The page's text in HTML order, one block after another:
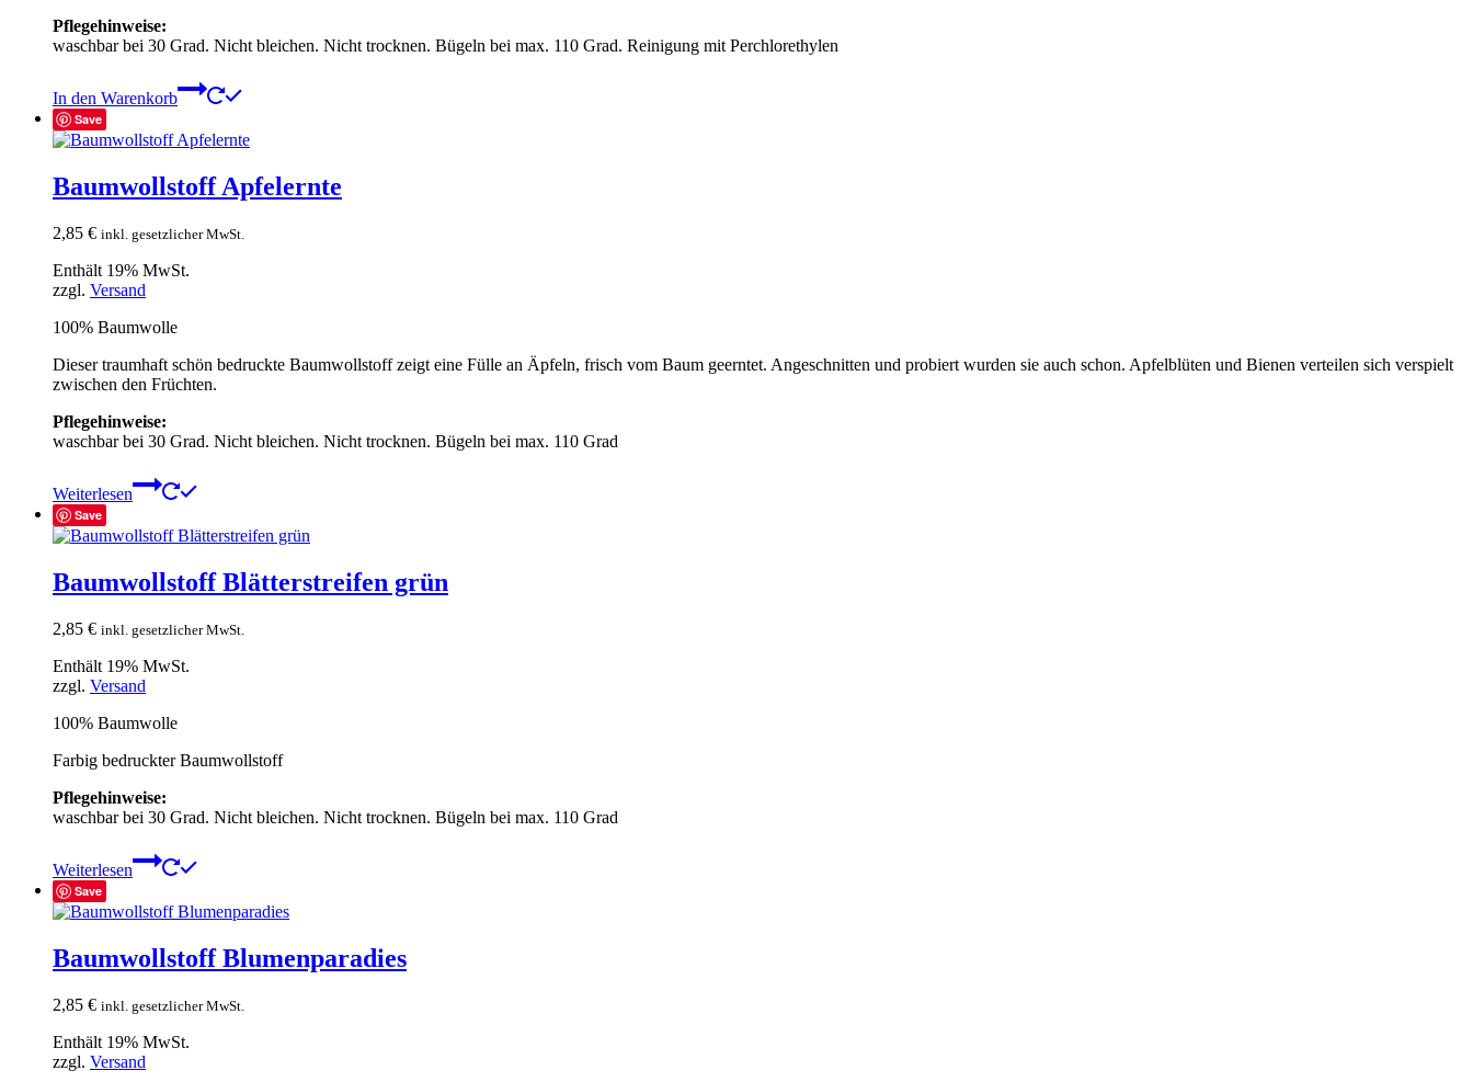
Pflegehinweise:
waschbar bei 30 Grad. Nicht bleichen. Nicht trocknen. Bügeln bei max. 110 Grad. Reinigung mit Perchlorethylen
In den Warenkorb
Save
Baumwollstoff Apfelernte
2,85 € inkl. gesetzlicher MwSt.
Enthält 19% MwSt.
zzgl. Versand
100% Baumwolle
Dieser traumhaft schön bedruckte Baumwollstoff zeigt eine Fülle an Äpfeln, frisch vom Baum geerntet. Angeschnitten und probiert wurden sie auch schon. Apfelblüten und Bienen verteilen sich verspielt
zwischen den Früchten.
Pflegehinweise:
waschbar bei 30 Grad. Nicht bleichen. Nicht trocknen. Bügeln bei max. 110 Grad
Weiterlesen
Save
Baumwollstoff Blätterstreifen grün
2,85 € inkl. gesetzlicher MwSt.
Enthält 19% MwSt.
zzgl. Versand
100% Baumwolle
Farbig bedruckter Baumwollstoff
Pflegehinweise:
waschbar bei 30 Grad. Nicht bleichen. Nicht trocknen. Bügeln bei max. 110 Grad
Weiterlesen
Save
Baumwollstoff Blumenparadies
2,85 € inkl. gesetzlicher MwSt.
Enthält 19% MwSt.
zzgl. Versand